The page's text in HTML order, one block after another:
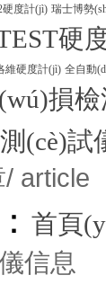
硬度計(jì) 瑞士博勢
硬
維硬度計(jì) 全自動
損
(cè)試
/ article
首頁
信息